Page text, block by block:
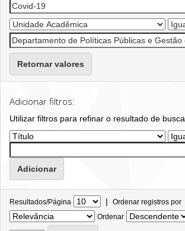
Retornar valores
Adicionar filtros:
Utilizar filtros para refinar o resultado de busca.
Resultados/Página | Ordenar registros por
Ordenar